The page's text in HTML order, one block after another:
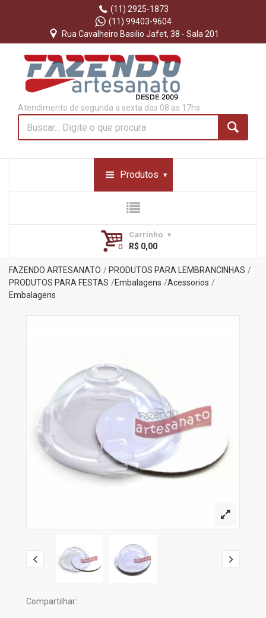
(11) 2925-1873
(11) 99403-9604
Rua Cavalheiro Basilio Jafet, 38 - Sala 201
Atendimento de segunda a sexta das 08 as 17hs.
Produtos
Carrinho
R$ 0,00
FAZENDO ARTESANATO
PRODUTOS PARA LEMBRANCINHAS
PRODUTOS PARA FESTAS
Embalagens
Acessorios
Embalagens
Compartilhar: